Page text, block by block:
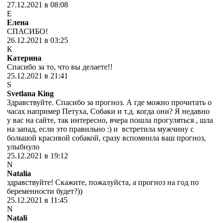
27.12.2021 в 08:08
Е
Елена
СПАСИБО!
26.12.2021 в 03:25
К
Катерина
Спасибо за то, что вы делаете!!
25.12.2021 в 21:41
S
Svetlana King
Здравствуйте. Спасибо за прогноз. А где можно прочитать о
часах например Петуха, Собаки и т.д. когда они? Я недавно
у вас на сайте, так интересно, вчера пошла прогуляться , шла
на запад, если это правильно :) и встретила мужчину с
большой красивой собакой, сразу вспомнила ваш прогноз,
улыбнуло
25.12.2021 в 19:12
N
Natalia
здравствуйте! Скажите, пожалуйста, а прогноз на год по
беременности будет?))
25.12.2021 в 11:45
N
Natali